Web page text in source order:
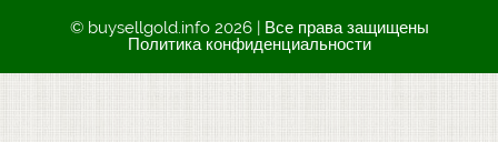
© buysellgold.info 2026 | Все права защищены
Политика конфиденциальности